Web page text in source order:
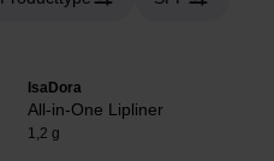
IsaDora
All-in-One Lipliner
1,2 g